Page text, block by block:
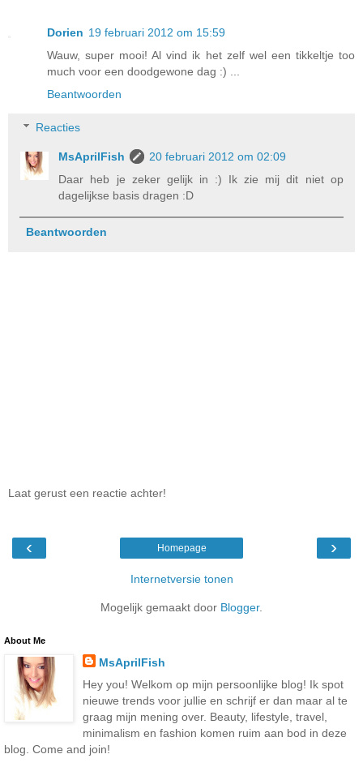
Dorien 19 februari 2012 om 15:59
Wauw, super mooi! Al vind ik het zelf wel een tikkeltje too
much voor een doodgewone dag :) ...
Beantwoorden
Reacties
MsAprilFish
20 februari 2012 om 02:09
Daar heb je zeker gelijk in :) Ik zie mij dit niet op
dagelijkse basis dragen :D
Beantwoorden
Laat gerust een reactie achter!
‹ ›
Homepage
Internetversie tonen
Mogelijk gemaakt door Blogger.
About Me
MsAprilFish
Hey you! Welkom op mijn persoonlijke blog! Ik spot
nieuwe trends voor jullie en schrijf er dan maar al te
graag mijn mening over. Beauty, lifestyle, travel,
minimalism en fashion komen ruim aan bod in deze
blog. Come and join!